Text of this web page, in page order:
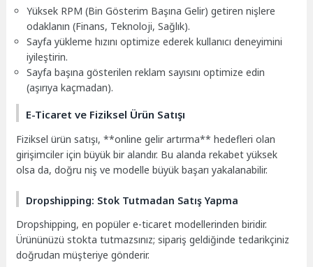
Yüksek RPM (Bin Gösterim Başına Gelir) getiren nişlere
odaklanın (Finans, Teknoloji, Sağlık).
Sayfa yükleme hızını optimize ederek kullanıcı deneyimini
iyileştirin.
Sayfa başına gösterilen reklam sayısını optimize edin
(aşırıya kaçmadan).
E-Ticaret ve Fiziksel Ürün Satışı
Fiziksel ürün satışı, **online gelir artırma** hedefleri olan
girişimciler için büyük bir alandır. Bu alanda rekabet yüksek
olsa da, doğru niş ve modelle büyük başarı yakalanabilir.
Dropshipping: Stok Tutmadan Satış Yapma
Dropshipping, en popüler e-ticaret modellerinden biridir.
Ürününüzü stokta tutmazsınız; sipariş geldiğinde tedarikçiniz
doğrudan müşteriye gönderir.